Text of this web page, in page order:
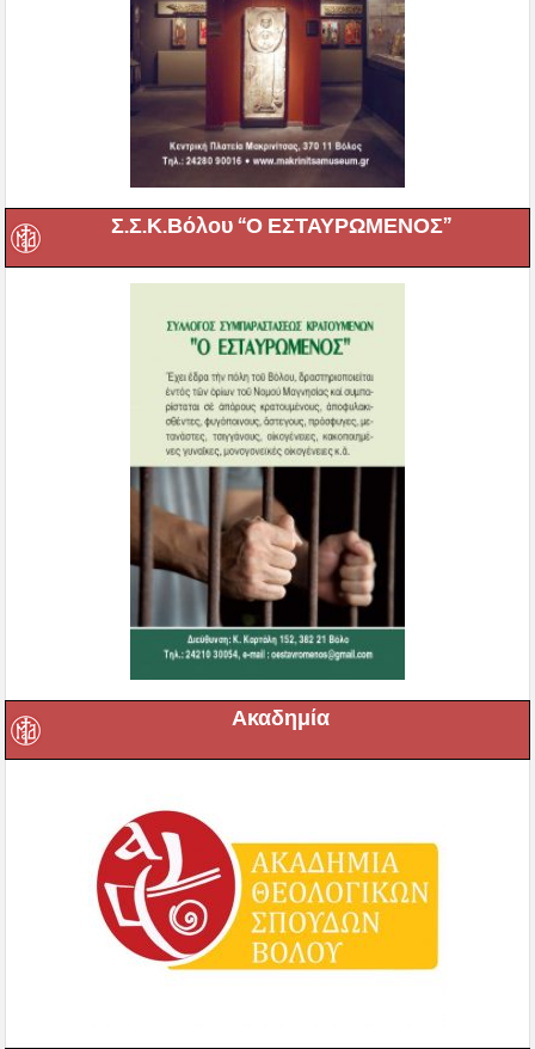
Σ.Σ.Κ.Βόλου “Ο ΕΣΤΑΥΡΩΜΕΝΟΣ”
Ακαδημία